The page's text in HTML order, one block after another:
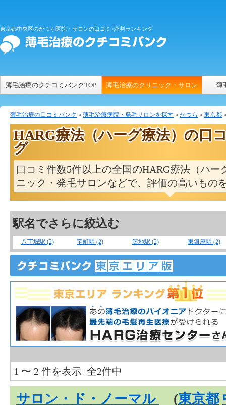
東京都中央区のかつら医院・サロンの口コミ>評判ランキング
薄毛治療のクチコミバンクTOP 薄毛治療のクリニック・サロン 薄
薄毛治療の口コミバンク » 薄毛治療病院・発毛サロンを探す » かつら » 東京都
HARG療法（ハーグ療法）の口
グ
口コミ件数5件以上の全国のHARG療法（ハー
ニック・発毛サロンなどで、評価の高いもの
駅名でさらに絞込む
八丁堀駅 (2) 宝町駅 (2) 築地駅 (2) 東銀座駅 (2)
1 〜 2 件を表示 全2件中
サロン・ド・ノーマル (東京都